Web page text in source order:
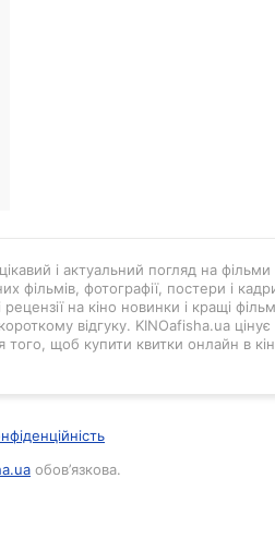
і актуальний погляд на фільми
фільмів, фотографії, постери і
на кіно новинки і кращі
відгуку. KINOafisha.ua цінує
того, щоб купити квитки онлайн в
обов’язкова.